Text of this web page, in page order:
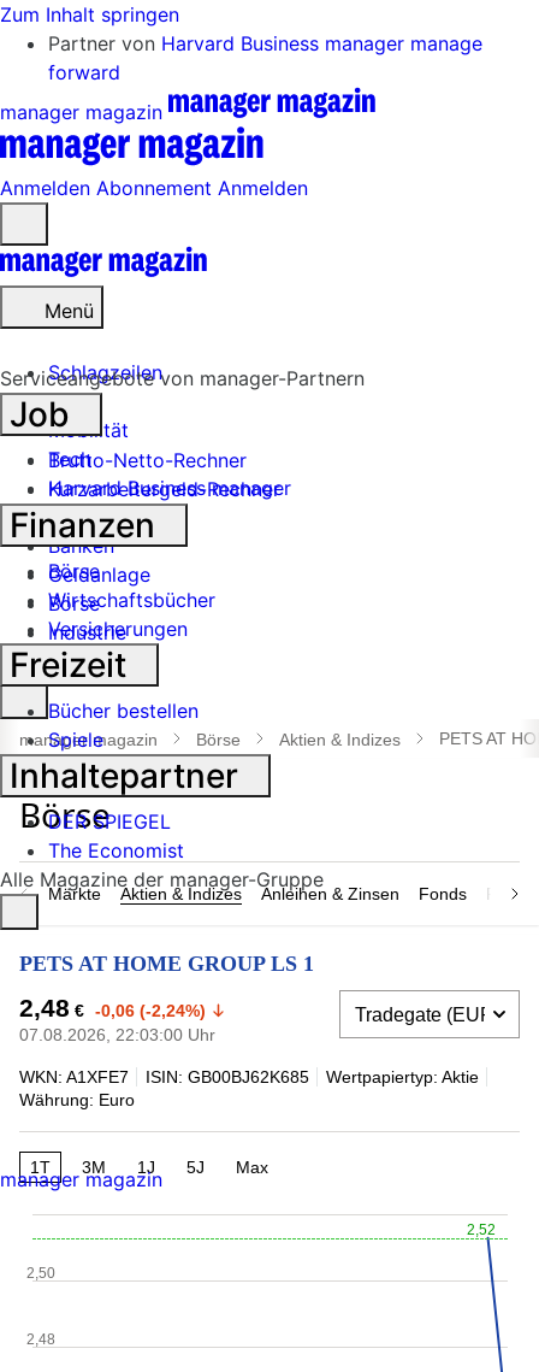
Zum Inhalt springen
Partner von Harvard Business manager manage
forward
manager magazin
Anmelden Abonnement Anmelden
öffnen
Menü
Schlagzeilen
Mobilität
Tech
Harvard Business manager
Handel
Banken
Geldanlage
Börse
Industrie
Suche
öffnen
manager magazin Börse Aktien & Indizes PETS AT
Märkte Aktien & Indizes Anleihen & Zinsen Fonds
PETS AT HOME GROUP LS 1
2,48 € -0,06 (-2,24%)
07.08.2026, 22:03:00 Uhr
WKN: A1XFE7 ISIN: GB00BJ62K685
Wertpapiertyp: Aktie
Währung: Euro
1T 3M 1J 5J Max
2,52
2,48
2,50
Serviceangebote von manager-Partnern
Job
Brutto-Netto-Rechner
Kurzarbeitergeld-Rechner
Finanzen
Börse
Wirtschaftsbücher
Versicherungen
Freizeit
Bücher bestellen
Spiele
Inhaltepartner
DER SPIEGEL
The Economist
Alle Magazine der manager-Gruppe
manager magazin